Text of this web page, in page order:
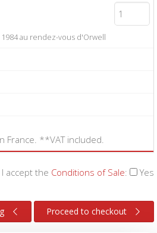
au rendez-vous d'Orwell
France. **VAT included.
I accept the Conditions of Sale: Yes
Proceed to checkout